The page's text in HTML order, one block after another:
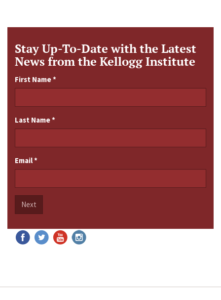
Stay Up-To-Date with the Latest
News from the Kellogg Institute
First Name*
Last Name*
Email*
Next